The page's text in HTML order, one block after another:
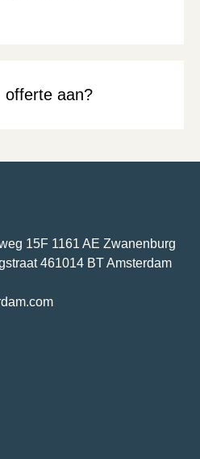
offerte aan?
15F 1161 AE Zwanenburg
461014 BT Amsterdam